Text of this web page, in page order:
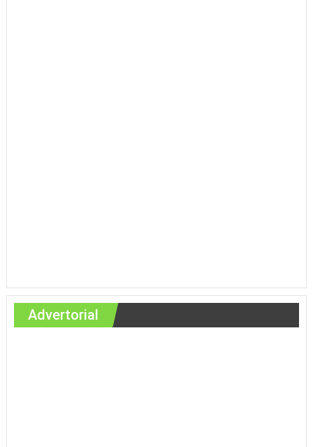
Advertorial